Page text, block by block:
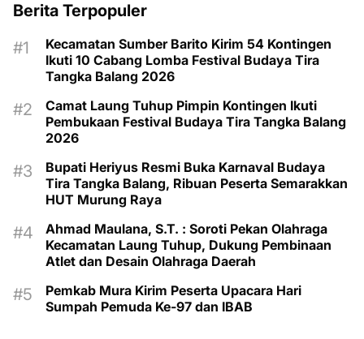
Berita Terpopuler
Kecamatan Sumber Barito Kirim 54 Kontingen
Ikuti 10 Cabang Lomba Festival Budaya Tira
Tangka Balang 2026
Camat Laung Tuhup Pimpin Kontingen Ikuti
Pembukaan Festival Budaya Tira Tangka Balang
2026
Bupati Heriyus Resmi Buka Karnaval Budaya
Tira Tangka Balang, Ribuan Peserta Semarakkan
HUT Murung Raya
Ahmad Maulana, S.T. : Soroti Pekan Olahraga
Kecamatan Laung Tuhup, Dukung Pembinaan
Atlet dan Desain Olahraga Daerah
Pemkab Mura Kirim Peserta Upacara Hari
Sumpah Pemuda Ke-97 dan IBAB